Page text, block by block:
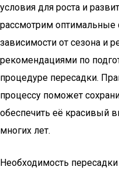
условия для роста и
рассмотрим оптимальные
зависимости от сезона и
рекомендациями по
процедуре пересадки.
процессу поможет
обеспечить её красивый
многих лет.
Необходимость